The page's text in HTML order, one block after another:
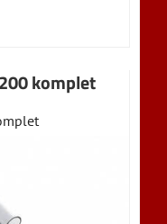
komplet